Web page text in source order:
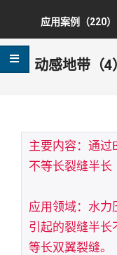
应用案例（220
动感地带（
主要内容：通
不等长裂缝半长
应用领域：水力
引起的裂缝半长
等长双翼裂缝。